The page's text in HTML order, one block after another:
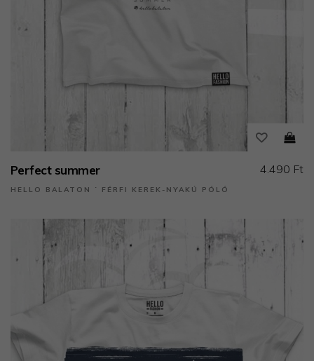
Perfect summer
HELLO BALATON ˙ FÉRFI KEREK-NYAKÚ PÓLÓ
4.490 Ft